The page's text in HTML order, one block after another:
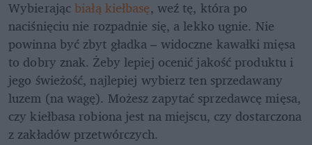
Wybierając białą kiełbasę, weź tę, która po
naciśnięciu nie rozpadnie się, a lekko ugnie. Nie
powinna być zbyt gładka – widoczne kawałki mięsa
to dobry znak. Żeby lepiej ocenić jakość produktu i
jego świeżość, najlepiej wybierz ten sprzedawany
luzem (na wagę). Możesz zapytać sprzedawcę mięsa,
czy kiełbasa robiona jest na miejscu, czy dostarczona
z zakładów przetwórczych.